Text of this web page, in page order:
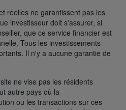
réelles ne garantissent pas les
investisseur doit s'assurer, si
que ce service financier est
Tous les investissements
Il n'y a aucune garantie de
ne vise pas les résidents
autre pays où la
ou les transactions sur ces